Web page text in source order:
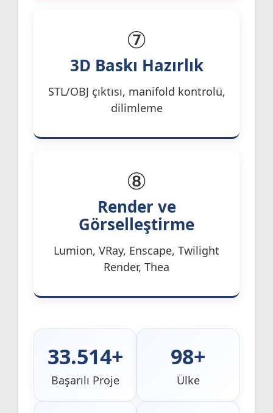
⑦
3D Baskı Hazırlık
STL/OBJ çıktısı, manifold kontrolü,
dilimleme
⑧
Render ve
Görselleştirme
Lumion, VRay, Enscape, Twilight
Render, Thea
33.514+
Başarılı Proje
98+
Ülke